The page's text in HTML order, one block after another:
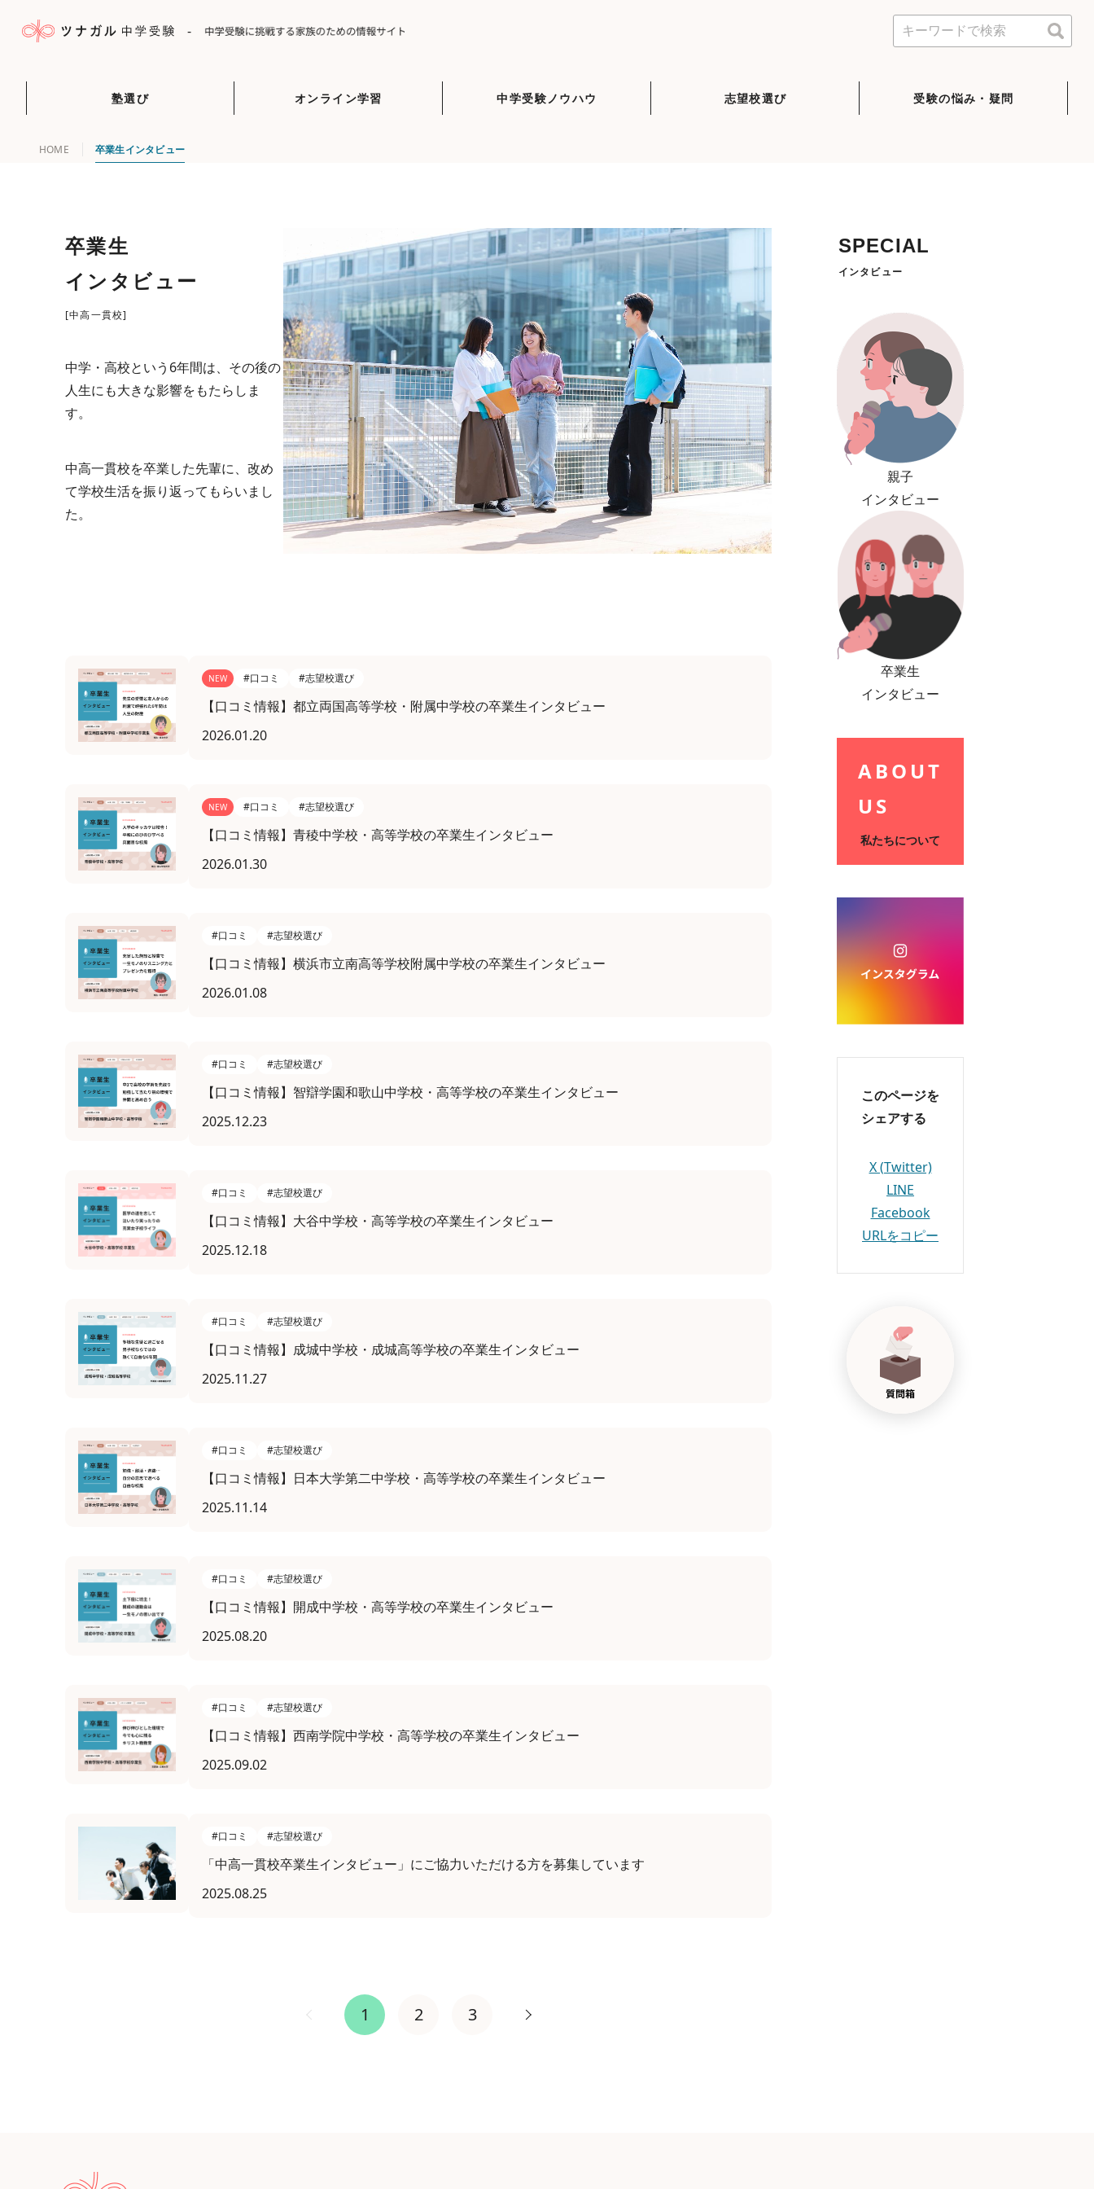
-
塾選び オンライン学習 中学受験ノウハウ 志望校選び 受験の悩み・疑問
HOME 卒業生インタビュー
卒業生
インタビュー
[中高一貫校]
中学・高校という6年間は、その後の
人生にも大きな影響をもたらしま
す。
中高一貫校を卒業した先輩に、改め
て学校生活を振り返ってもらいまし
た。
NEW #口コミ #志望校選び
【口コミ情報】都立両国高等学校・附属中学校の卒業生インタビュー
2026.01.20
NEW #口コミ #志望校選び
【口コミ情報】青稜中学校・高等学校の卒業生インタビュー
2026.01.30
#口コミ #志望校選び
【口コミ情報】横浜市立南高等学校附属中学校の卒業生インタビュー
2026.01.08
#口コミ #志望校選び
【口コミ情報】智辯学園和歌山中学校・高等学校の卒業生インタビュー
2025.12.23
#口コミ #志望校選び
【口コミ情報】大谷中学校・高等学校の卒業生インタビュー
2025.12.18
#口コミ #志望校選び
【口コミ情報】成城中学校・成城高等学校の卒業生インタビュー
2025.11.27
#口コミ #志望校選び
【口コミ情報】日本大学第二中学校・高等学校の卒業生インタビュー
2025.11.14
#口コミ #志望校選び
【口コミ情報】開成中学校・高等学校の卒業生インタビュー
2025.08.20
#口コミ #志望校選び
【口コミ情報】西南学院中学校・高等学校の卒業生インタビュー
2025.09.02
#口コミ #志望校選び
「中高一貫校卒業生インタビュー」にご協力いただける方を募集しています
2025.08.25
1 2 3
SPECIAL
インタビュー
親子
インタビュー
卒業生
インタビュー
ABOUT
US
私たちについて
このページを
シェアする
X (Twitter)
LINE
Facebook
URLをコピー